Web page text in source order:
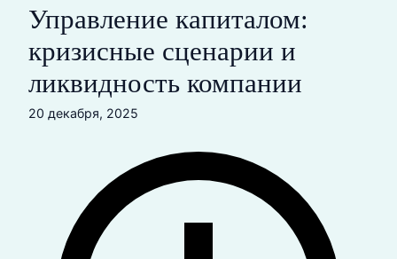
Управление капиталом:
кризисные сценарии и
ликвидность компании
20 декабря, 2025